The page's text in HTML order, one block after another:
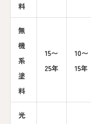
料
無
機
系
塗
料
15〜
25年
10〜
15年
光